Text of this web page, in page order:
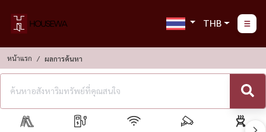
THB
หน้าแรก ผลการค้นหา